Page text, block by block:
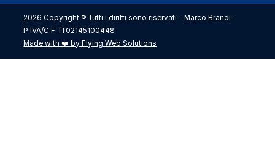
2026 Copyright ® Tutti i diritti sono riservati - Marco Brandi -
P.IVA/C.F. IT02145100448
Made with ❤️ by Flying Web Solutions